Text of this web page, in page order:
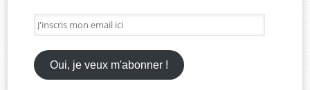
J'inscris
mon
email
ici
Oui, je veux m'abonner !